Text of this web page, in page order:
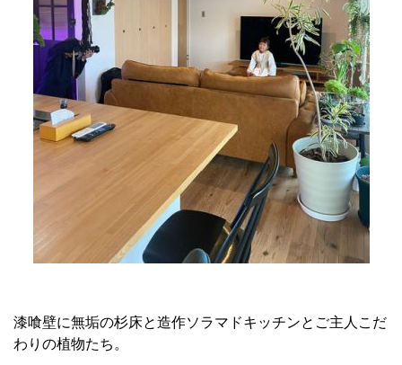
漆喰壁に無垢の杉床と造作ソラマドキッチンとご主人こだ
わりの植物たち。